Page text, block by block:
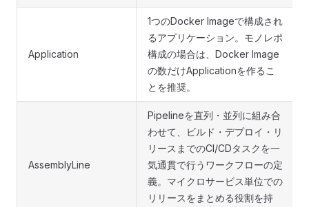
Application
1つのDocker Imageで構成され
るアプリケーション。モノレポ
構成の場合は、Docker Image
の数だけApplicationを作るこ
とを推奨。
AssemblyLine
Pipelineを直列・並列に組み合
わせて、ビルド・デプロイ・リ
リースまでのCI/CDタスクを一
気通貫で行うワークフローの定
義。マイクロサービス単位での
リリースをまとめる役割を持